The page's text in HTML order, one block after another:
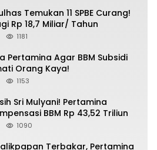
Temukan 11 SPBE Curang!
Rp 18,7 Miliar/ Tahun
1181
Pertamina Agar BBM Subsidi
Orang Kaya!
1153
Sri Mulyani! Pertamina
BBM Rp 43,52 Triliun
1090
Terbakar, Pertamina